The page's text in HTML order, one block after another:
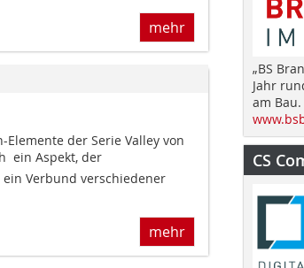
mehr
der Serie Valley von
ein Aspekt, der
Verbund verschiedener
mehr
„BS
Jahr
am Bau.
CS